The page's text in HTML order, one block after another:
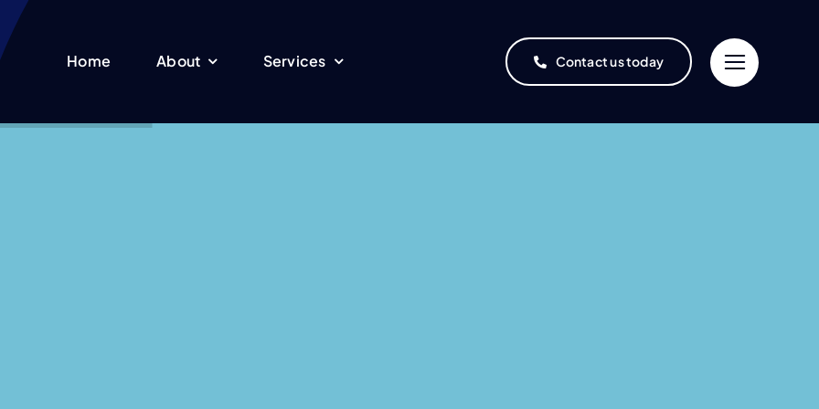
Home About Services Contact us today